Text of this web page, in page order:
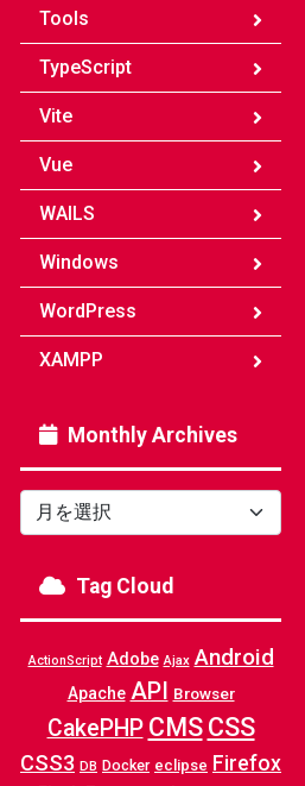
Tools
TypeScript
Vite
Vue
WAILS
Windows
WordPress
XAMPP
Monthly Archives
Archives
Tag Cloud
ActionScript Adobe Ajax Android
Apache API Browser
CakePHP CMS CSS
CSS3 DB Docker eclipse Firefox